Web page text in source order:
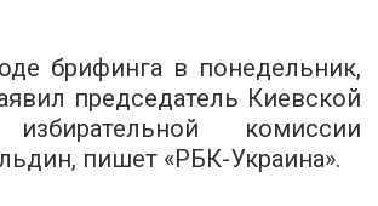
брифинга в понедельник,
председатель Киевской
избирательной комиссии
пишет «РБК-Украина».